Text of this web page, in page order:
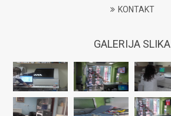
KONTAKT
GALERIJA SLIKA